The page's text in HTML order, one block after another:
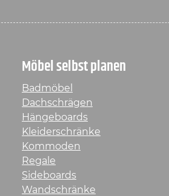
Möbel selbst planen
Badmöbel
Dachschrägen
Hängeboards
Kleiderschränke
Kommoden
Regale
Sideboards
Wandschränke